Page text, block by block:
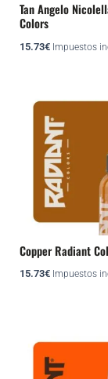
Tan Angelo
Colors
15.73€ Impuestos
Copper Radiant
15.73€ Impuestos